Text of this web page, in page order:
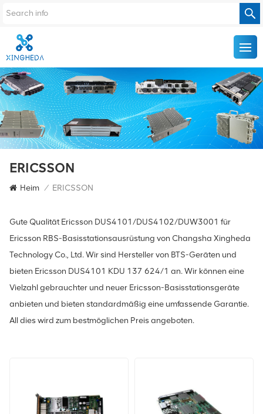
ERICSSON
Heim / ERICSSON
Gute Qualität Ericsson DUS4101/DUS4102/DUW3001 für
Ericsson RBS-Basisstationsausrüstung von Changsha Xingheda
Technology Co., Ltd. Wir sind Hersteller von BTS-Geräten und
bieten Ericsson DUS4101 KDU 137 624/1 an. Wir können eine
Vielzahl gebrauchter und neuer Ericsson-Basisstationsgeräte
anbieten und bieten standardmäßig eine umfassende Garantie.
All dies wird zum bestmöglichen Preis angeboten.